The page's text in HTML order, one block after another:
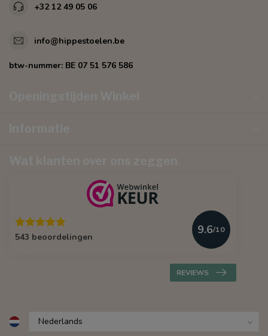
+32 12 49 05 06
info@hippestoelen.be
btw-nummer: BE 07 51 576 586
543 beoordelingen
9.6/10
REVIEWS